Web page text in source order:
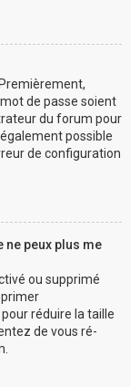
de passe soient
du forum pour
possible
de configuration
peux plus me
ou supprimé
réduire la taille
de vous ré-